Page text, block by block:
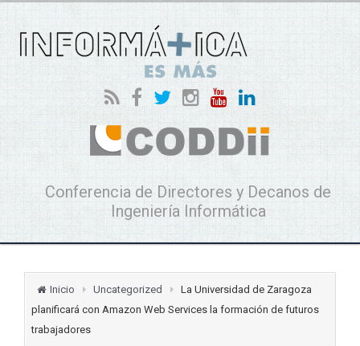
Conferencia de Directores y Decanos de
Ingeniería Informática
Inicio Uncategorized
La Universidad de Zaragoza
planificará con Amazon Web Services la formación de futuros
trabajadores